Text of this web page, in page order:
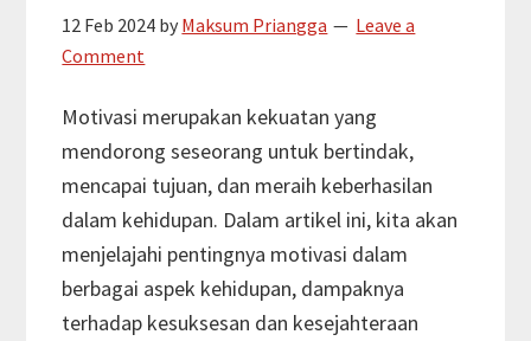
12 Feb 2024 by Maksum Priangga
Leave a
Comment
Motivasi merupakan kekuatan yang
mendorong seseorang untuk bertindak,
mencapai tujuan, dan meraih keberhasilan
dalam kehidupan. Dalam artikel ini, kita akan
menjelajahi pentingnya motivasi dalam
berbagai aspek kehidupan, dampaknya
terhadap kesuksesan dan kesejahteraan